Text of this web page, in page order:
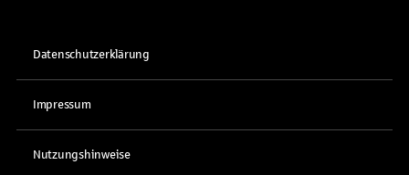
Datenschutzerklärung
Impressum
Nutzungshinweise